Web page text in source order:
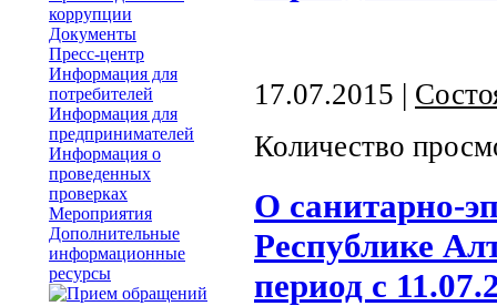
коррупции
Документы
Пресс-центр
Информация для
потребителей
Информация для
предпринимателей
Информация о
проведенных
проверках
Мероприятия
Дополнительные
информационные
ресурсы
17.07.2015 |
Количество
О санитарно-
Республике
период с